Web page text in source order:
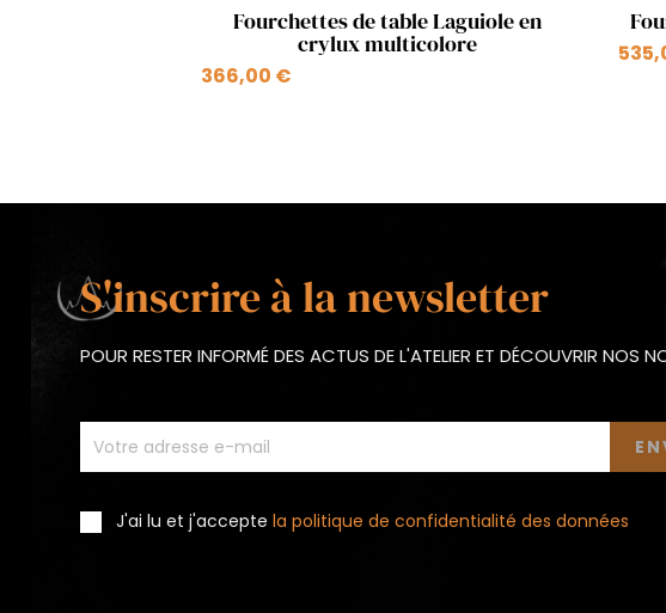
Aperçu rapide
Fourchettes de table Laguiole en
crylux multicolore
366,00 €
S'inscrire à la newsletter
POUR RESTER INFORMÉ DES ACTUS DE L'ATELIER ET DÉCOUVRIR NOS
J'ai lu et j'acceptela politique de confidentialité des données